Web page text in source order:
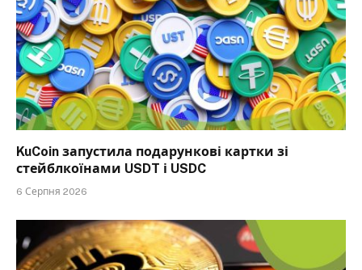
KuCoin запустила подарункові картки зі
стейблкоїнами USDT і USDC
6 Серпня 2026